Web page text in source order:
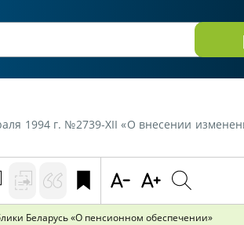
г. №2739-XII «О внесении изменений и
Беларусь «О пенсионном обеспечении»